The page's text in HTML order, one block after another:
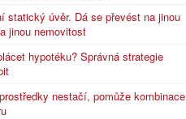
statický úvěr. Dá se převést na jinou
jinou nemovitost
hypotéku? Správná strategie
nestačí, pomůže kombinace